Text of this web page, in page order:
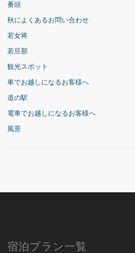
番頭
秋によくあるお問い合わせ
若女将
若旦那
観光スポット
車でお越しになるお客様へ
道の駅
電車でお越しになるお客様へ
風景
宿泊プラン一覧